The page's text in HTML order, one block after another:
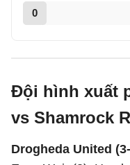
0
Đội hình xuất
vs Shamrock
Drogheda United